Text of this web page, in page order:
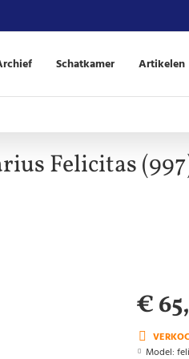
Schatkamer Artikelen
Felicitas
Model:
€